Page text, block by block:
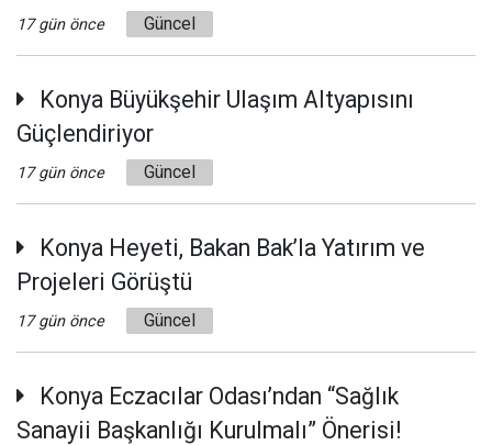
17 gün önce Güncel
Konya Büyükşehir Ulaşım Altyapısını
Güçlendiriyor
17 gün önce Güncel
Konya Heyeti, Bakan Bak’la Yatırım ve
Projeleri Görüştü
17 gün önce Güncel
Konya Eczacılar Odası’ndan “Sağlık
Sanayii Başkanlığı Kurulmalı” Önerisi!